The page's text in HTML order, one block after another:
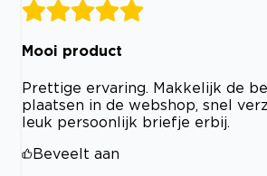
Mooi product
Prettige ervaring. Makkelijk de
plaatsen in de webshop, snel
leuk persoonlijk briefje erbij.
Beveelt aan